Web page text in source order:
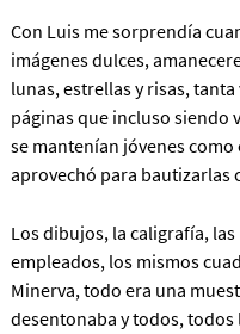
Con Luis me sorprendía
imágenes dulces,
lunas, estrellas y risas,
páginas que incluso siendo
se mantenían jóvenes
aprovechó para bautizarlas
Los dibujos, la caligrafía,
empleados, los mismos
Minerva, todo era una
desentonaba y todos,